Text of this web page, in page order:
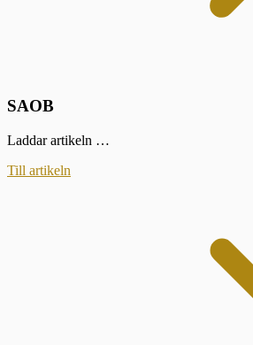
SAOB
Laddar artikeln …
Till artikeln